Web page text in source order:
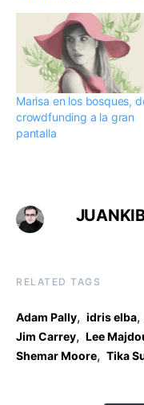
Marisa en los bosques,
crowdfunding a la gran
pantalla
RELATED TAGS
Adam Pally, idris elba,
Jim Carrey, Lee
Shemar Moore, Tika